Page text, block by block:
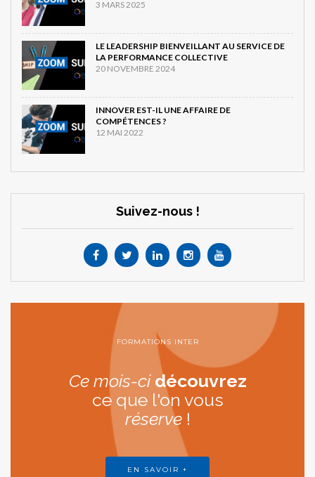
3 MARS 2025
LE LEADERSHIP BIENVEILLANT AU SERVICE DE
LA PERFORMANCE COLLECTIVE
20 NOVEMBRE 2024
INNOVER EST-IL UNE AFFAIRE DE
COMPÉTENCES ?
12 MAI 2022
Suivez-nous !
FORMATIONS INTER
Ce mois-ci découvrez
ce que l'on vous
réserve!
EN SAVOIR +